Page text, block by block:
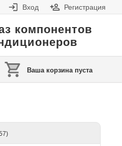
Вход Регистрация
компонентов
Ваша корзина пуста
)